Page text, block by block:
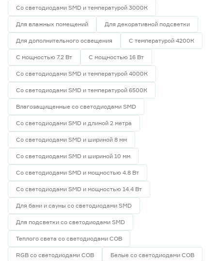
Со светодиодами SMD и температурой 3000К
Для влажных помещений Для декоративной подсветки
Для дополнительного освещения С температурой 4200К
С мощностью 7.2 Вт С мощностью 16 Вт
Со светодиодами SMD и температурой 4000К
Со светодиодами SMD и температурой 6500К
Влагозащищенные со светодиодами SMD
Со светодиодами SMD и длиной 2 метра
Со светодиодами SMD и шириной 8 мм
Со светодиодами SMD и шириной 10 мм
Со светодиодами SMD и мощностью 4.8 Вт
Со светодиодами SMD и мощностью 14.4 Вт
Для бани и сауны со светодиодами SMD
Для подсветки со светодиодами SMD
Теплого света со светодиодами СОВ
RGB со светодиодами СОВ Белые со светодиодами СОВ